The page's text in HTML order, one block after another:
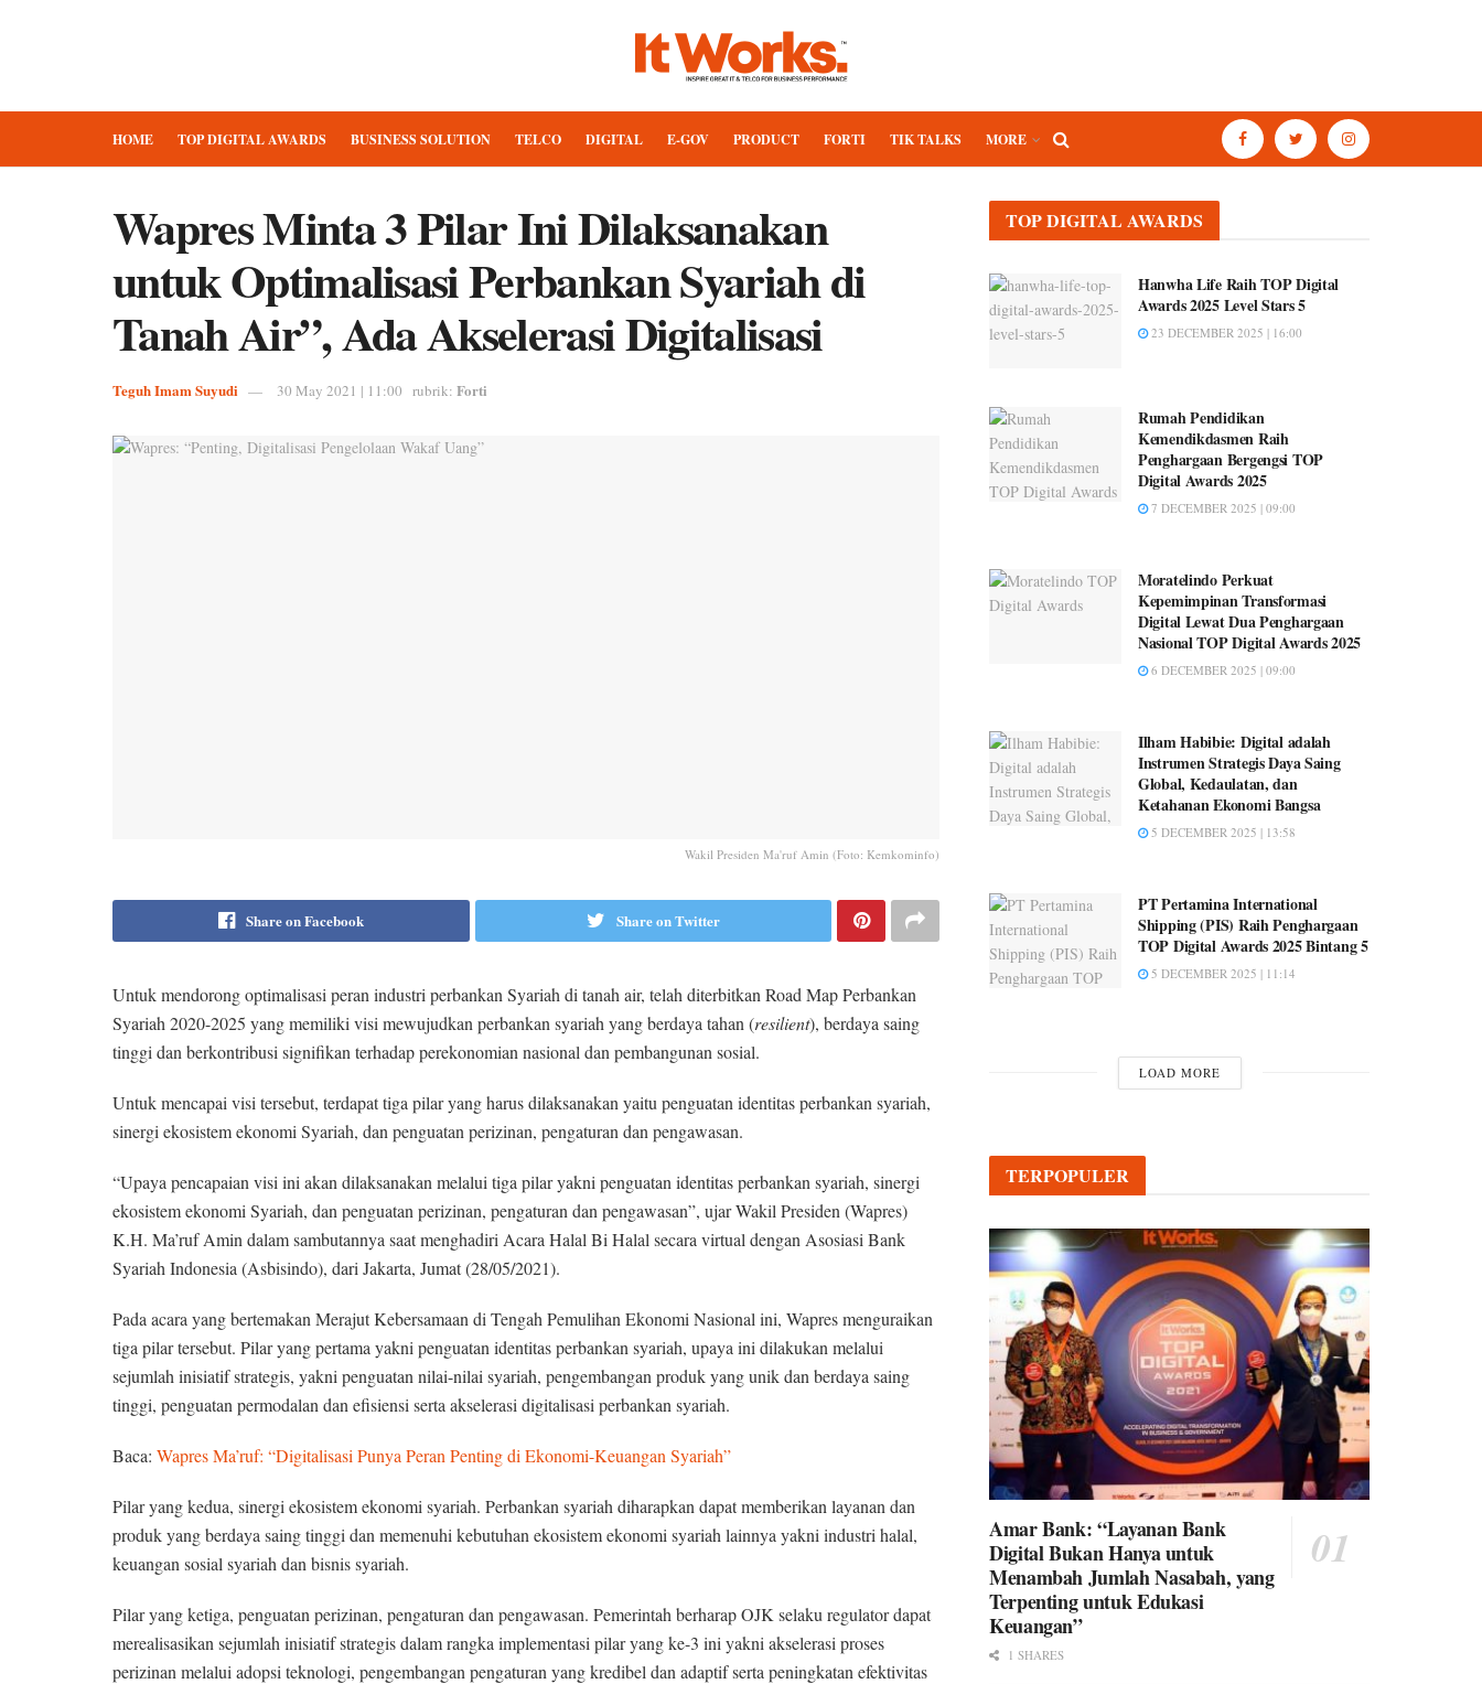
HOME TOP DIGITAL AWARDS BUSINESS SOLUTION TELCO DIGITAL E-GOV PRODUCT FORTI TIK TALKS MORE
Wapres Minta 3 Pilar Ini Dilaksanakan
untuk Optimalisasi Perbankan Syariah di
Tanah Air”, Ada Akselerasi Digitalisasi
Teguh Imam Suyudi 30 May 2021 | 11:00 rubrik: Forti
Wakil Presiden Ma'ruf Amin (Foto: Kemkominfo)
Share on Facebook Share on Twitter
Untuk mendorong optimalisasi peran industri perbankan Syariah di tanah air, telah diterbitkan Road Map Perbankan
Syariah 2020-2025 yang memiliki visi mewujudkan perbankan syariah yang berdaya tahan (resilient), berdaya saing
tinggi dan berkontribusi signifikan terhadap perekonomian nasional dan pembangunan sosial.
Untuk mencapai visi tersebut, terdapat tiga pilar yang harus dilaksanakan yaitu penguatan identitas perbankan syariah,
sinergi ekosistem ekonomi Syariah, dan penguatan perizinan, pengaturan dan pengawasan.
“Upaya pencapaian visi ini akan dilaksanakan melalui tiga pilar yakni penguatan identitas perbankan syariah, sinergi
ekosistem ekonomi Syariah, dan penguatan perizinan, pengaturan dan pengawasan”, ujar Wakil Presiden (Wapres)
K.H. Ma’ruf Amin dalam sambutannya saat menghadiri Acara Halal Bi Halal secara virtual dengan Asosiasi Bank
Syariah Indonesia (Asbisindo), dari Jakarta, Jumat (28/05/2021).
Pada acara yang bertemakan Merajut Kebersamaan di Tengah Pemulihan Ekonomi Nasional ini, Wapres menguraikan
tiga pilar tersebut. Pilar yang pertama yakni penguatan identitas perbankan syariah, upaya ini dilakukan melalui
sejumlah inisiatif strategis, yakni penguatan nilai-nilai syariah, pengembangan produk yang unik dan berdaya saing
tinggi, penguatan permodalan dan efisiensi serta akselerasi digitalisasi perbankan syariah.
Baca: Wapres Ma’ruf: “Digitalisasi Punya Peran Penting di Ekonomi-Keuangan Syariah”
Pilar yang kedua, sinergi ekosistem ekonomi syariah. Perbankan syariah diharapkan dapat memberikan layanan dan
produk yang berdaya saing tinggi dan memenuhi kebutuhan ekosistem ekonomi syariah lainnya yakni industri halal,
keuangan sosial syariah dan bisnis syariah.
Pilar yang ketiga, penguatan perizinan, pengaturan dan pengawasan. Pemerintah berharap OJK selaku regulator dapat
merealisasikan sejumlah inisiatif strategis dalam rangka implementasi pilar yang ke-3 ini yakni akselerasi proses
perizinan melalui adopsi teknologi, pengembangan pengaturan yang kredibel dan adaptif serta peningkatan efektivitas
TOP DIGITAL AWARDS
Hanwha Life Raih TOP Digital
Awards 2025 Level Stars 5
23 DECEMBER 2025 | 16:00
Rumah Pendidikan
Kemendikdasmen Raih
Penghargaan Bergengsi TOP
Digital Awards 2025
7 DECEMBER 2025 | 09:00
Moratelindo Perkuat
Kepemimpinan Transformasi
Digital Lewat Dua Penghargaan
Nasional TOP Digital Awards 2025
6 DECEMBER 2025 | 09:00
Ilham Habibie: Digital adalah
Instrumen Strategis Daya Saing
Global, Kedaulatan, dan
Ketahanan Ekonomi Bangsa
5 DECEMBER 2025 | 13:58
PT Pertamina International
Shipping (PIS) Raih Penghargaan
TOP Digital Awards 2025 Bintang 5
5 DECEMBER 2025 | 11:14
LOAD MORE
TERPOPULER
Amar Bank: “Layanan Bank
Digital Bukan Hanya untuk
Menambah Jumlah Nasabah, yang
Terpenting untuk Edukasi
Keuangan”
1 SHARES